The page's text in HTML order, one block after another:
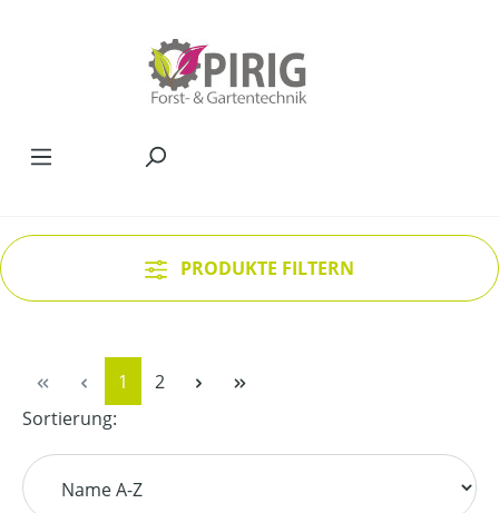
PRODUKTE FILTERN
Seite
1 Seite
2
Sortierung: